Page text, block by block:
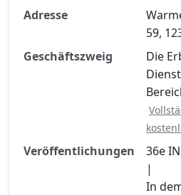
Registrierung
Jetzt kostenlos
Adresse
59,
Geschäftszweig
Die
Veröffentlichungen
36e
|
In